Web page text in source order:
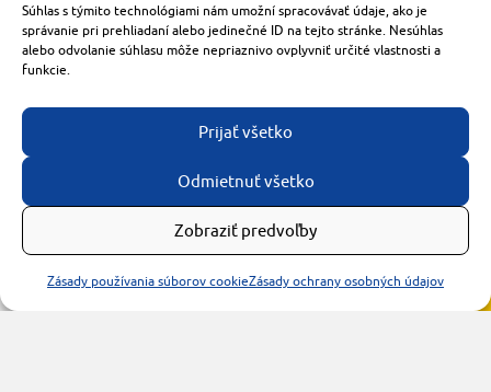
Súhlas s týmito technológiami nám umožní spracovávať údaje, ako je
správanie pri prehliadaní alebo jedinečné ID na tejto stránke. Nesúhlas
alebo odvolanie súhlasu môže nepriaznivo ovplyvniť určité vlastnosti a
funkcie.
Prijať všetko
Odmietnuť všetko
Zobraziť predvoľby
Zásady používania súborov cookieZásady ochrany osobných údajov
obchod@rzparkety.sk
+421 905 119 087